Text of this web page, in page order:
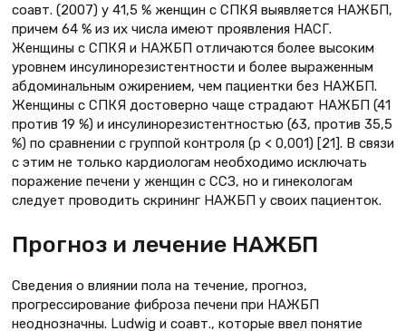
соавт. (2007) у 41,5 % женщин с СПКЯ выявляется НАЖБП,
причем 64 % из их числа имеют проявления НАСГ.
Женщины с СПКЯ и НАЖБП отличаются более высоким
уровнем инсулинорезистентности и более выраженным
абдоминальным ожирением, чем пациентки без НАЖБП.
Женщины с СПКЯ достоверно чаще страдают НАЖБП (41
против 19 %) и инсулинорезистентностью (63, против 35,5
%) по сравнении с группой контроля (р < 0,001) [21]. В связи
с этим не только кардиологам необходимо исключать
поражение печени у женщин с ССЗ, но и гинекологам
следует проводить скрининг НАЖБП у своих пациенток.
Прогноз и лечение НАЖБП
Сведения о влиянии пола на течение, прогноз,
прогрессирование фиброза печени при НАЖБП
неоднозначны. Ludwig и соавт., которые ввел понятие